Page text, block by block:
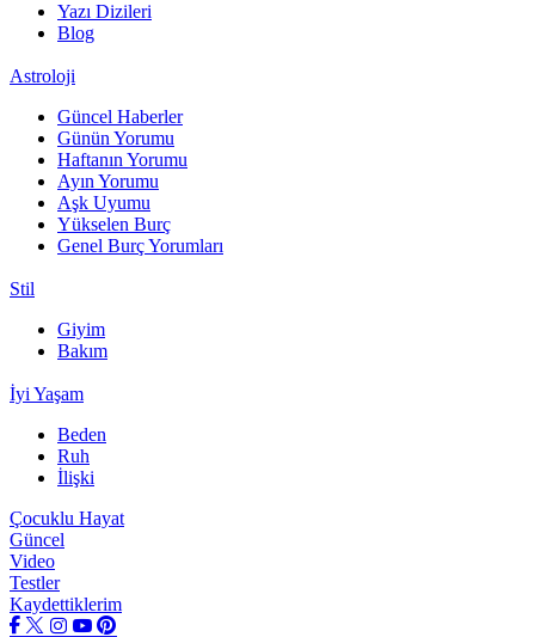
Yazı Dizileri
Blog
Astroloji
Güncel Haberler
Günün Yorumu
Haftanın Yorumu
Ayın Yorumu
Aşk Uyumu
Yükselen Burç
Genel Burç Yorumları
Stil
Giyim
Bakım
İyi Yaşam
Beden
Ruh
İlişki
Çocuklu Hayat
Güncel
Video
Testler
Kaydettiklerim